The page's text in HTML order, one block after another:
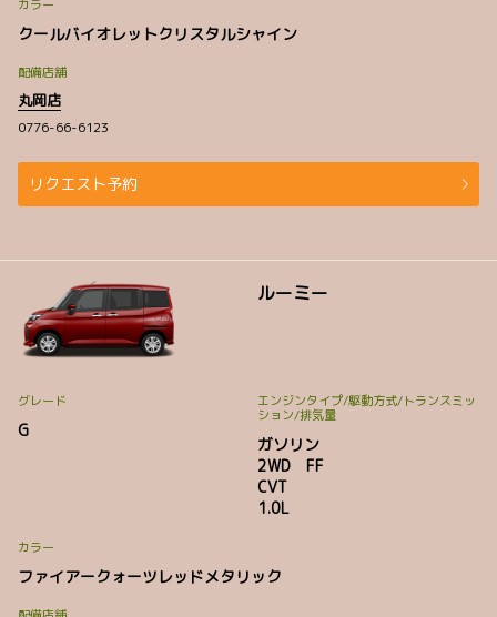
カラー
クールバイオレットクリスタルシャイン
配備店舗
丸岡店
0776-66-6123
リクエスト予約
ルーミー
グレード
G
エンジンタイプ/駆動方式/トランスミッ
ション/排気量
ガソリン
2WD FF
CVT
1.0L
カラー
ファイアークォーツレッドメタリック